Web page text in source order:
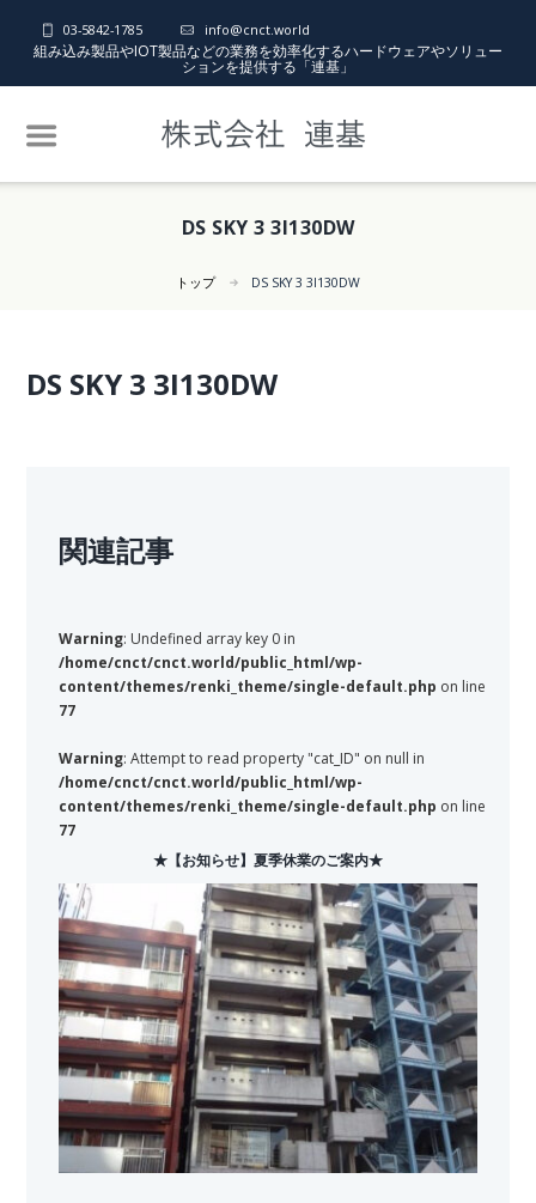
03-5842-1785 info@cnct.world
組み込み製品やIOT製品などの業務を効率化するハードウェアやソリュー
ションを提供する「連基」
DS SKY 3 3I130DW
トップ DS SKY 3 3I130DW
DS SKY 3 3I130DW
関連記事
Warning: Undefined array key 0 in
/home/cnct/cnct.world/public_html/wp-
content/themes/renki_theme/single-default.php on line
77
Warning: Attempt to read property "cat_ID" on null in
/home/cnct/cnct.world/public_html/wp-
content/themes/renki_theme/single-default.php on line
77
★【お知らせ】夏季休業のご案内★